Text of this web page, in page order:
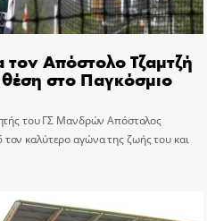
τον Απόστολο Τζαμτζή
στο Παγκόσμιο
του ΓΣ Μανδρών Απόστολος
καλύτερο αγώνα της ζωής του και